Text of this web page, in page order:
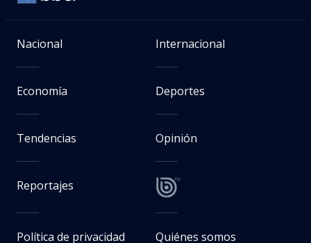
Nacional Internacional
Economía Deportes
Tendencias Opinión
Reportajes
Política de privacidad Quiénes somos